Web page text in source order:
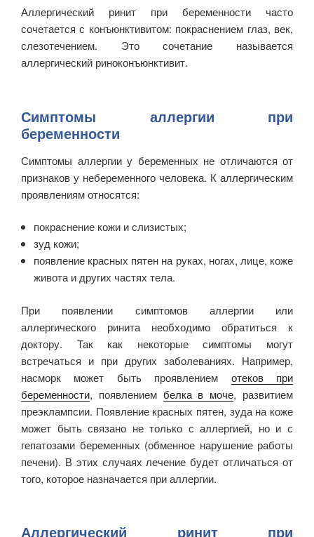
Аллергический ринит при беременности часто
сочетается с конъюнктивитом: покраснением глаз, век,
слезотечением. Это сочетание называется
аллергический риноконъюнктивит.
Симптомы аллергии при
беременности
Симптомы аллергии у беременных не отличаются от
признаков у небеременного человека. К аллергическим
проявлениям относятся:
покраснение кожи и слизистых;
зуд кожи;
появление красных пятен на руках, ногах, лице, коже
живота и других частях тела.
При появлении симптомов аллергии или
аллергического ринита необходимо обратиться к
доктору. Так как некоторые симптомы могут
встречаться и при других заболеваниях. Например,
насморк может быть проявлением отеков при
беременности, появлением белка в моче, развитием
преэклампсии. Появление красных пятен, зуда на коже
может быть связано не только с аллергией, но и с
гепатозами беременных (обменное нарушение работы
печени). В этих случаях лечение будет отличаться от
того, которое назначается при аллергии.
Аллергический ринит при